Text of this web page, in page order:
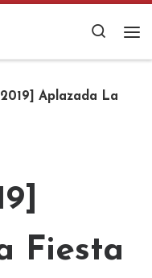
Search
Aplazada La
Fiesta